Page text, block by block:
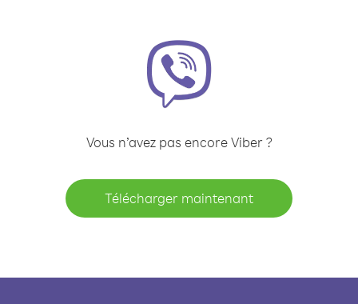
Vous n’avez pas encore Viber ?
Télécharger maintenant